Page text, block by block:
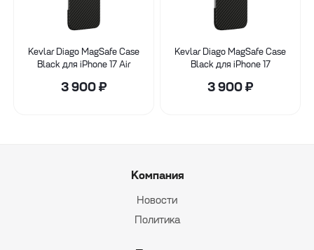
Kevlar Diago MagSafe Case
Black для iPhone 17 Air
3 900₽
Kevlar Diago MagSafe Case
Black для iPhone 17
3 900₽
Компания
Новости
Политика